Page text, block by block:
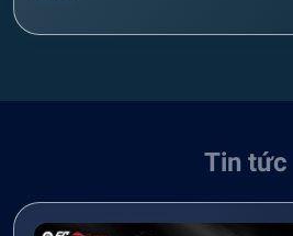
Tin tức